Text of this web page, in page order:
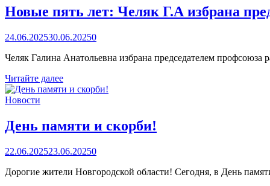
культуры
на
лет!
Новые пять лет: Челяк Г.А избрана
24.06.202530.06.20250
Челяк Галина Анатольевна избрана председателем
Новые
пять
лет:
Г.А
избрана
профсоюза
Читайте далее
Новости
День памяти и скорби!
22.06.202523.06.20250
Дорогие жители Новгородской области! Сегодня, в День